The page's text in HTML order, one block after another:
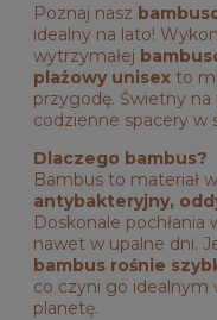
Poznaj nasz
idealny na lato!
wytrzymałej
plażowy unisex to
przygodę. Świetny na
codzienne spacery w
Dlaczego bambus?
Bambus to materiał
antybakteryjny,
Doskonale
nawet w upalne dni.
bambus rośnie
co czyni go idealnym
planetę.